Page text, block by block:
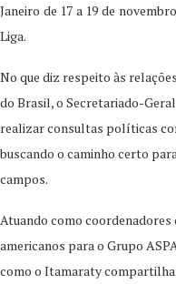
Janeiro de 17 a 19 de
Liga.
No que diz respeito às
do Brasil, o Secretariado-
realizar consultas políticas
buscando o caminho certo
campos.
Atuando como
americanos para o Grupo
como o Itamaraty